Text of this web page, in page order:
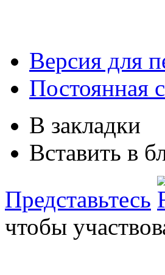
Версия для
Постоянная
В закладки
Вставить в
Представьтесь
чтобы